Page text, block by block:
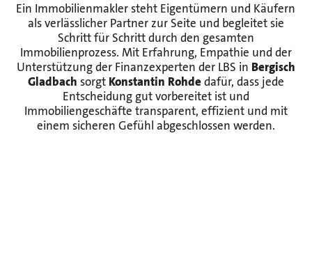
Ein Immobilienmakler steht Eigentümern und Käufern
als verlässlicher Partner zur Seite und begleitet sie
Schritt für Schritt durch den gesamten
Immobilienprozess. Mit Erfahrung, Empathie und der
Unterstützung der Finanzexperten der LBS in Bergisch
Gladbach sorgt Konstantin Rohdedafür, dass jede
Entscheidung gut vorbereitet ist und
Immobiliengeschäfte transparent, effizient und mit
einem sicheren Gefühl abgeschlossen werden.